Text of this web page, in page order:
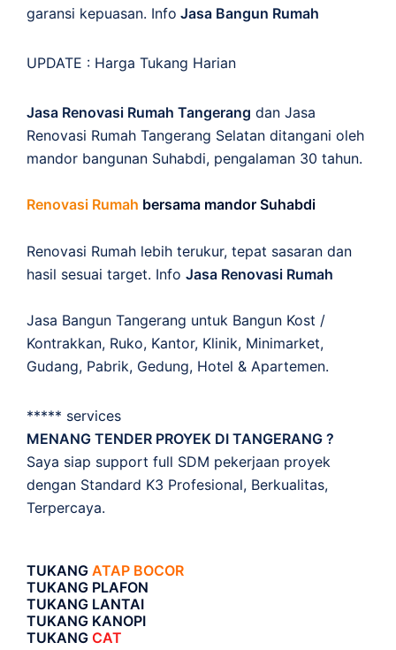
garansi kepuasan. Info Jasa Bangun Rumah
UPDATE : Harga Tukang Harian
Jasa Renovasi Rumah Tangerang dan Jasa
Renovasi Rumah Tangerang Selatan ditangani oleh
mandor bangunan Suhabdi, pengalaman 30 tahun.
Renovasi Rumah bersama mandor Suhabdi
Renovasi Rumah lebih terukur, tepat sasaran dan
hasil sesuai target. Info Jasa Renovasi Rumah
Jasa Bangun Tangerang untuk Bangun Kost /
Kontrakkan, Ruko, Kantor, Klinik, Minimarket,
Gudang, Pabrik, Gedung, Hotel & Apartemen.
***** services
MENANG TENDER PROYEK DI TANGERANG ?
Saya siap support full SDM pekerjaan proyek
dengan Standard K3 Profesional, Berkualitas,
Terpercaya.
TUKANG ATAP BOCOR
TUKANG PLAFON
TUKANG LANTAI
TUKANG KANOPI
TUKANG CAT